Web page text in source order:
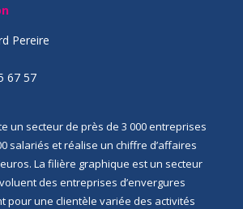
Pereire
67 57
un secteur de près de 3 000 entreprises
salariés et réalise un chiffre d’affaires
La filière graphique est un secteur
des entreprises d’envergures
pour une clientèle variée des activités